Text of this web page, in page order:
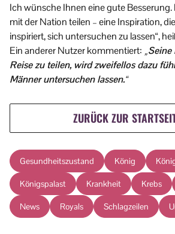
Ich wünsche Ihnen eine gute Besserung.
mit der Nation teilen – eine Inspiration,
inspiriert, sich untersuchen zu lassen“,
Ein anderer Nutzer kommentiert:
Reise zu teilen, wird zweifellos dazu
Männer untersuchen lassen.“
ZURÜCK ZUR
Gesundheitszustand König
Königspalast Krankheit Krebs
News Royals Schlagzeilen